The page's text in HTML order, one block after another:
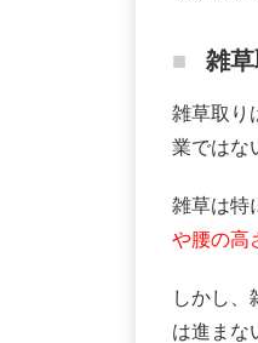
雑草
雑草取り
業ではな
雑草は特
や腰の高
しかし、
は進まな